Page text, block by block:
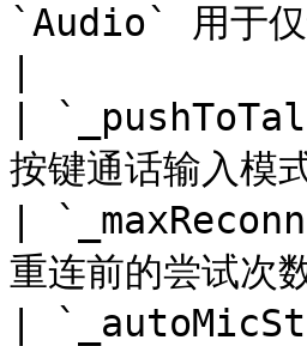
`Audio` 用于
|
按键通话输
|
重连前的
|